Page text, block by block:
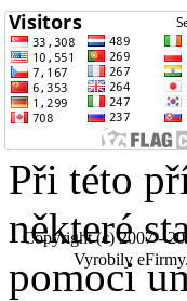
Právě
přijali
Při této
některé
pomoci
Copyright (c) 2007 -
Vyrobily